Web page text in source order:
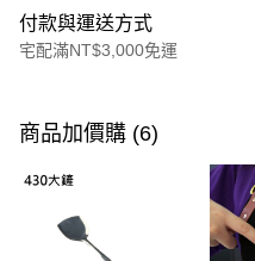
付款與運送方式
宅配滿NT$3,000免運
信用卡一次付款
LINE Pay
Apple Pay
商品加價購 (6)